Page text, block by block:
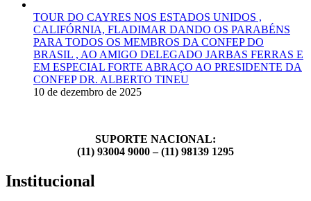
TOUR DO CAYRES NOS ESTADOS UNIDOS ,
CALIFÓRNIA, FLADIMAR DANDO OS PARABÉNS
PARA TODOS OS MEMBROS DA CONFEP DO
BRASIL , AO AMIGO DELEGADO JARBAS FERRAS E
EM ESPECIAL FORTE ABRAÇO AO PRESIDENTE DA
CONFEP DR. ALBERTO TINEU
10 de dezembro de 2025
SUPORTE NACIONAL:
(11) 93004 9000 – (11) 98139 1295
Institucional